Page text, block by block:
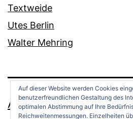
Textweide
Utes Berlin
Walter Mehring
ANDREAS
Auf dieser Website werden Cookies
benutzerfreundlichen Gestaltung des
optimalen Abstimmung auf Ihre
Reichweitenmessungen. Einzelheiten